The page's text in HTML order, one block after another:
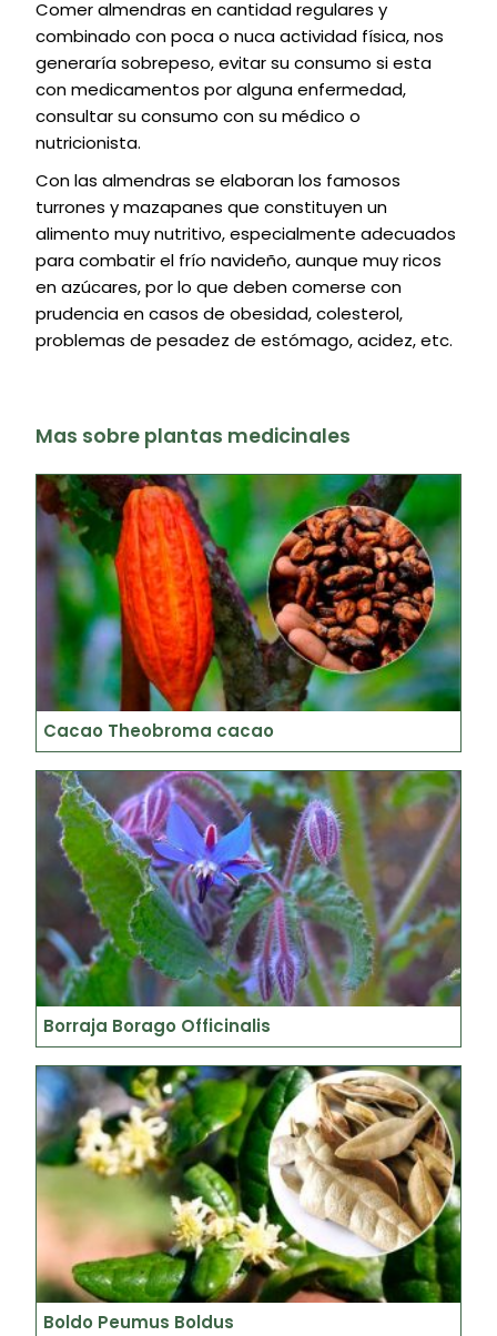
Comer almendras en cantidad regulares y
combinado con poca o nuca actividad física, nos
generaría sobrepeso, evitar su consumo si esta
con medicamentos por alguna enfermedad,
consultar su consumo con su médico o
nutricionista.
Con las almendras se elaboran los famosos
turrones y mazapanes que constituyen un
alimento muy nutritivo, especialmente adecuados
para combatir el frío navideño, aunque muy ricos
en azúcares, por lo que deben comerse con
prudencia en casos de obesidad, colesterol,
problemas de pesadez de estómago, acidez, etc.
Mas sobre plantas medicinales
Cacao Theobroma cacao
Borraja Borago Officinalis
Boldo Peumus Boldus